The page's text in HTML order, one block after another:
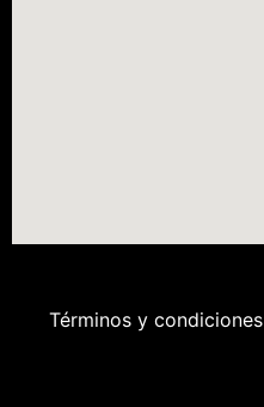
Términos y condiciones